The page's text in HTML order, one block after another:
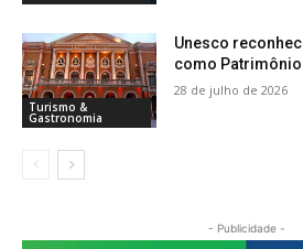
Turismo &
Gastronomia
Unesco
como Patrimônio
28 de julho de 2026
- Publicidade -